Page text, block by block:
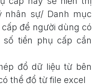
nhân sự/ Danh mục
để người dùng có
tiền phụ cấp cần
đổ dữ liệu từ bên
thể đổ từ file excel